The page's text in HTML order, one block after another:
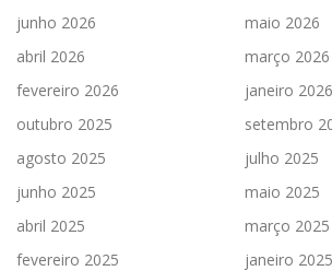
junho 2026
maio 2026
abril 2026
março 2026
fevereiro 2026
janeiro 2026
outubro 2025
setembro
agosto 2025
julho 2025
junho 2025
maio 2025
abril 2025
março 2025
fevereiro 2025
janeiro 2025